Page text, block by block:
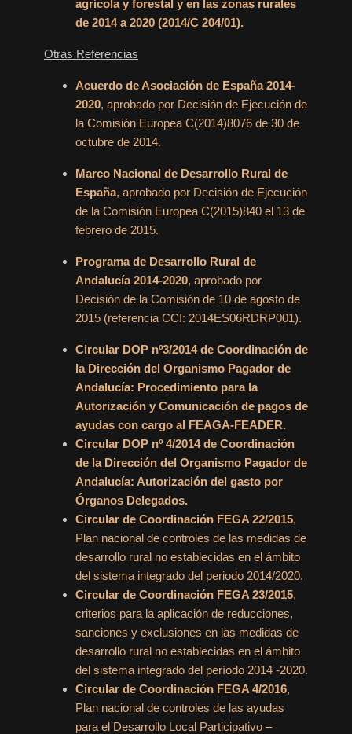
agrícola y forestal y en las zonas rurales
de 2014 a 2020 (2014/C 204/01).
Otras Referencias
Acuerdo de Asociación de España 2014-
2020, aprobado por Decisión de Ejecución de
la Comisión Europea C(2014)8076 de 30 de
octubre de 2014.
Marco Nacional de Desarrollo Rural de
España, aprobado por Decisión de Ejecución
de la Comisión Europea C(2015)840 el 13 de
febrero de 2015.
Programa de Desarrollo Rural de
Andalucía 2014-2020, aprobado por
Decisión de la Comisión de 10 de agosto de
2015 (referencia CCI: 2014ES06RDRP001).
Circular DOP nº3/2014 de Coordinación de
la Dirección del Organismo Pagador de
Andalucía: Procedimiento para la
Autorización y Comunicación de pagos de
ayudas con cargo al FEAGA-FEADER.
Circular DOP nº 4/2014 de Coordinación
de la Dirección del Organismo Pagador de
Andalucía: Autorización del gasto por
Órganos Delegados.
Circular de Coordinación FEGA 22/2015,
Plan nacional de controles de las medidas de
desarrollo rural no establecidas en el ámbito
del sistema integrado del periodo 2014/2020.
Circular de Coordinación FEGA 23/2015,
criterios para la aplicación de reducciones,
sanciones y exclusiones en las medidas de
desarrollo rural no establecidas en el ámbito
del sistema integrado del período 2014 -2020.
Circular de Coordinación FEGA 4/2016,
Plan nacional de controles de las ayudas
para el Desarrollo Local Participativo –